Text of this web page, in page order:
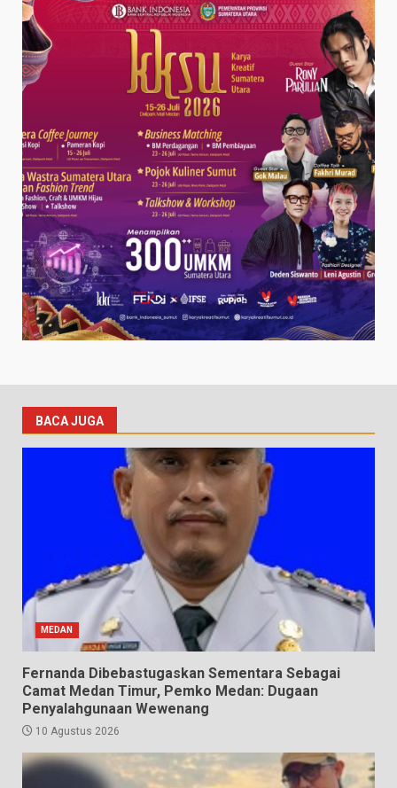
BACA JUGA
MEDAN
Fernanda Dibebastugaskan Sementara Sebagai
Camat Medan Timur, Pemko Medan: Dugaan
Penyalahgunaan Wewenang
10 Agustus 2026